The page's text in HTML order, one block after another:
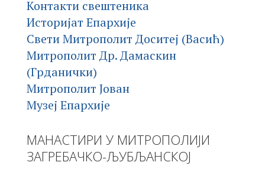
Контакти свештеника
Историјат Епархије
Свети Митрополит Доситеј (Васић)
Митрополит Др. Дамаскин
(Грданички)
Митрополит Јован
Музеј Епархије
МАНАСТИРИ У МИТРОПОЛИЈИ
ЗАГРЕБАЧКО-ЉУБЉАНСКОЈ